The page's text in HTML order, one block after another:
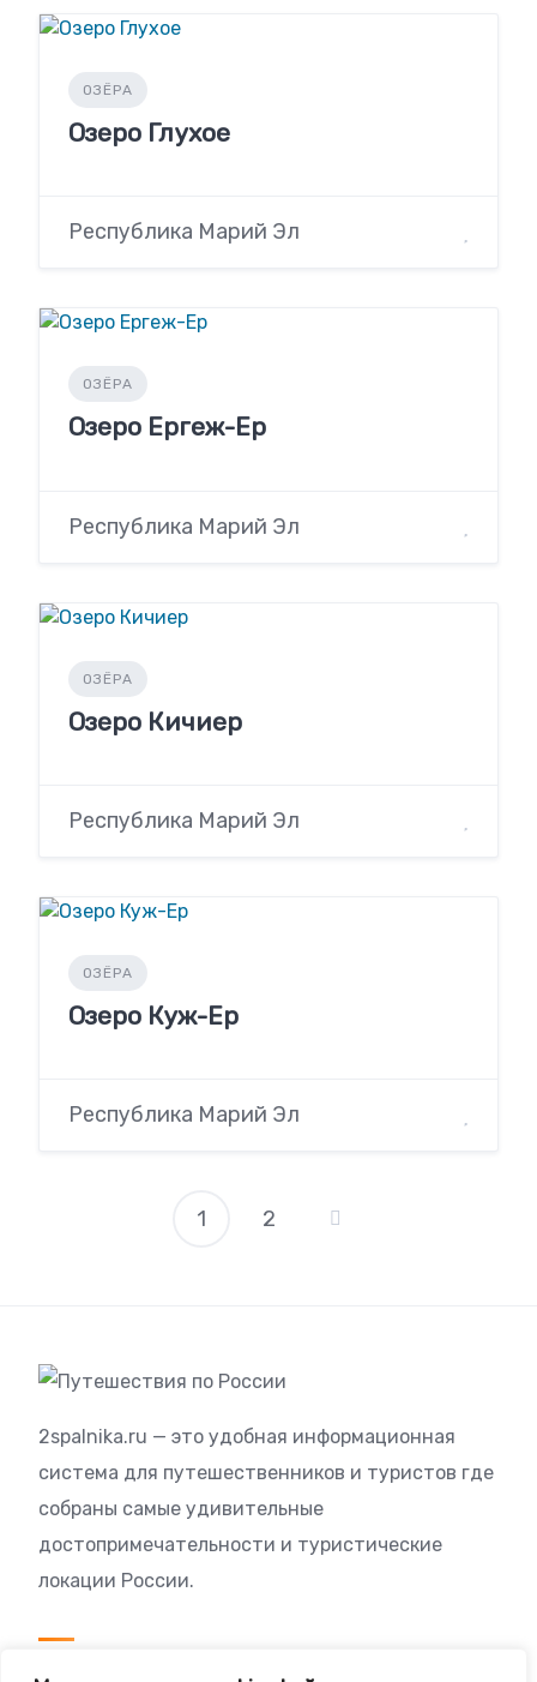
ОЗЁРА
Озеро Глухое
Республика Марий Эл
ОЗЁРА
Озеро Ергеж-Ер
Республика Марий Эл
ОЗЁРА
Озеро Кичиер
Республика Марий Эл
ОЗЁРА
Озеро Куж-Ер
Республика Марий Эл
Пагинация
1 2
2spalnika.ru — это удобная информационная
система для путешественников и туристов где
собраны самые удивительные
достопримечательности и туристические
локации России.